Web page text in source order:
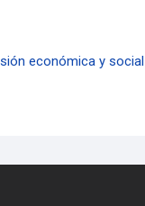
económica y social